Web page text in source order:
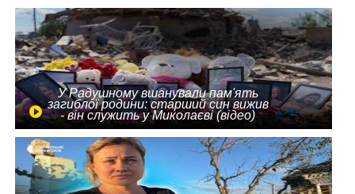
У Радушному вшанували пам'ять
загиблої родини: старший син вижив
- він служить у Миколаєві (відео)